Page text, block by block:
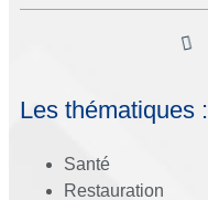
Les thématiques :
Santé
Restauration